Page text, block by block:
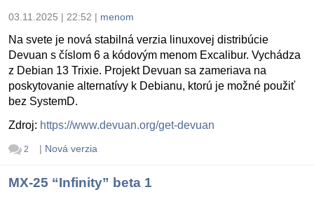
03.11.2025 | 22:52 | menom
Na svete je nová stabilná verzia linuxovej distribúcie
Devuan s číslom 6 a kódovým menom Excalibur. Vychádza
z Debian 13 Trixie. Projekt Devuan sa zameriava na
poskytovanie alternatívy k Debianu, ktorú je možné použiť
bez SystemD.
Zdroj: https://www.devuan.org/get-devuan
2 | Nová verzia
MX-25 “Infinity” beta 1